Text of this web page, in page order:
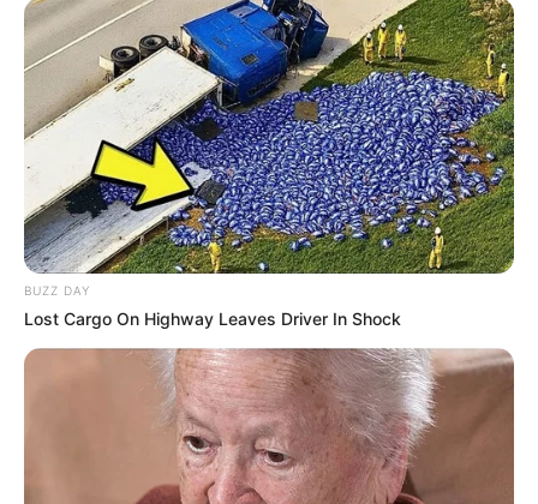
BUZZ DAY
Lost Cargo On Highway Leaves Driver In Shock